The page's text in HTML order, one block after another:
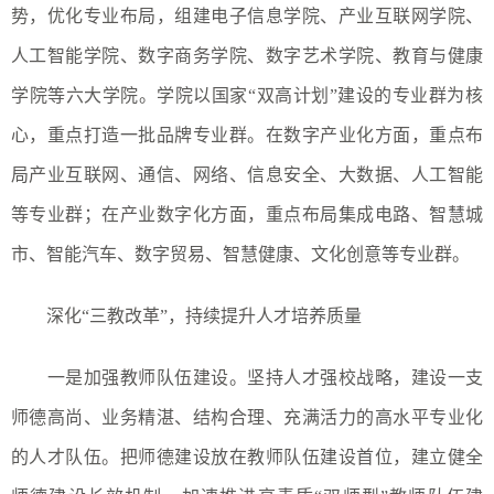
势，优化专业布局，组建电子信息学院、产业互联网学院、
人工智能学院、数字商务学院、数字艺术学院、教育与健康
学院等六大学院。学院以国家“双高计划”建设的专业群为核
心，重点打造一批品牌专业群。在数字产业化方面，重点布
局产业互联网、通信、网络、信息安全、大数据、人工智能
等专业群；在产业数字化方面，重点布局集成电路、智慧城
市、智能汽车、数字贸易、智慧健康、文化创意等专业群。
深化“三教改革”，持续提升人才培养质量
一是加强教师队伍建设。坚持人才强校战略，建设一支
师德高尚、业务精湛、结构合理、充满活力的高水平专业化
的人才队伍。把师德建设放在教师队伍建设首位，建立健全